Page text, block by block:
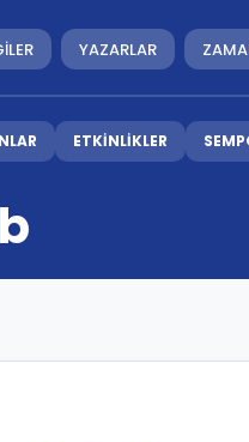
YAZARLAR
ETKİNLİKLER